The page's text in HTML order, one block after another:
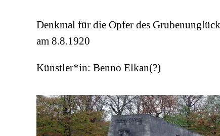
Denkmal für die Opfer des
am 8.8.1920
Künstler*in: Benno Elkan(?)